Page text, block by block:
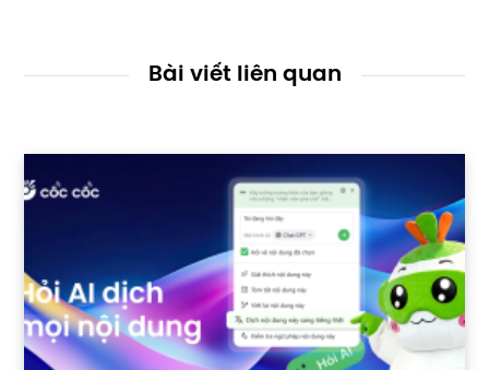
Bài viết liên quan